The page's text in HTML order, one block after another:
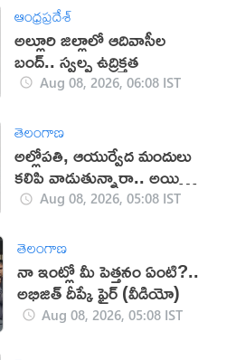
ఆంధ్రప్రదేశ్
అల్లూరి జిల్లాలో ఆదివాసీల
బంద్.. స్వల్ప ఉద్రిక్తత
Aug 08, 2026, 06:08 IST
తెలంగాణ
అల్లోపతి, ఆయుర్వేద మందులు
కలిపి వాడుతున్నారా.. అయితే
జాగ్రత్త!Aug 08, 2026, 05:08 IST
తెలంగాణ
నా ఇంట్లో మీ పెత్తనం ఏంటి?..
అభిజిత్‌ దీప్కే ఫైర్‌ (వీడియో)
Aug 08, 2026, 05:08 IST